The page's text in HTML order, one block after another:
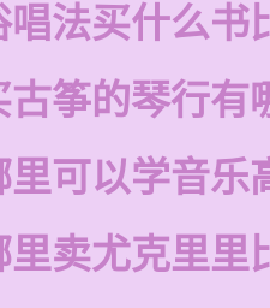
唱法买什么书
古筝的琴行有
里可以学音乐
里卖尤克里里